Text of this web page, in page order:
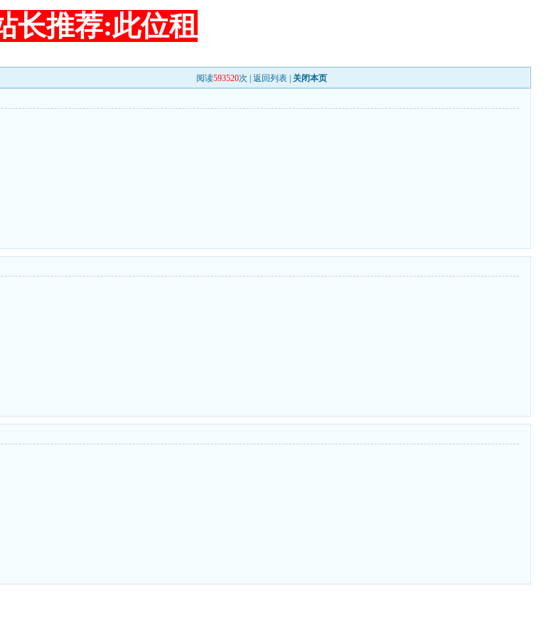
长推荐:此位租
阅读593520次 |返回列表 关闭本页